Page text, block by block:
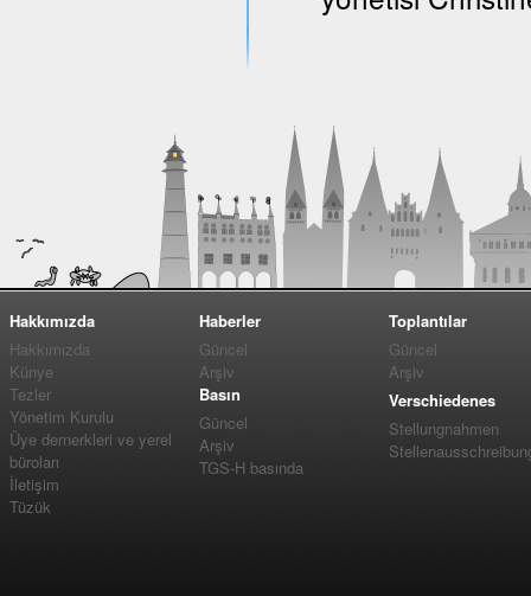
Hakkımızda
Hakkımızda
Künye
Tezler
Yönetim Kurulu
Üye dernerkleri ve yerel
büroları
İletişim
Tüzük
Haberler
Güncel
Arşiv
Basın
Güncel
Arşiv
TGS-H basında
Toplantılar
Güncel
Arşiv
Verschiedenes
Stellungnahmen